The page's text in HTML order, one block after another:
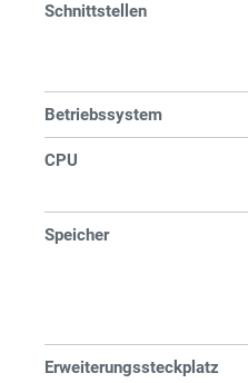
Schnittstellen
Betriebssystem
CPU
Speicher
Erweiterungssteckplatz